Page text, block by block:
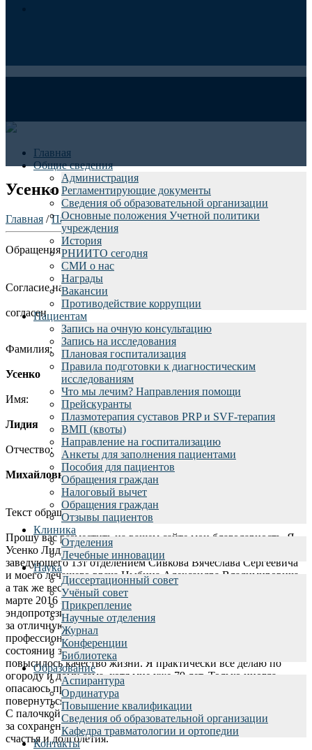
Главная
Общие сведения
Администрация
Регламентирующие документы
Сведения об образовательной организации
Основные положения Учетной политики
учреждения
История
РНИИТО сегодня
СМИ о нас
Награды
Вакансии
Противодействие коррупции
Пациентам
Запись на очную консультацию
Запись на исследования
Плановая госпитализация
Правила подготовки к диагностическим
исследованиям
Что мы лечим? Направления помощи
Прейскуранты
Плазмотерапия суставов PRP и SVF-терапия
ВМП (квоты)
Направление на госпитализацию
Анкеты для заполнения пациентами
Пособия для пациентов
Обращения граждан
Налоговый вычет
Обращения граждан
Отзывы пациентов
Клиника
Отделения
Лечебные инновации
Наука
Диссертационный совет
Учёный совет
Прикрепление
Научные отделения
Журнал
Конференции
Библиотека
Образование
Аспирантура
Ординатура
Повышение квалификации
Сведения об образовательной организации
Кафедра травматологии и ортопедии
Контакты
Усенко Л.М.
Главная /Пациентам/Отзывы пациентов/
Обращения граждан rniito.ru - Усенко Лидия
Согласие на обработку персональных данных:
согласен
Фамилия:
Усенко
Имя:
Лидия
Отчество:
Михайловна
Текст обращения:
Прошу вас разместить на вашем сайте мои благодарность. Я.
Усенко Лидия Михайловна, от всей души благодарю
заведующего 13т отделением Сивкова Вячеслава Сергеевича
и моего лечащего врача Цыбина Александра Владимировича,
а так же весь коллектив отделения, за проведенную для меня в
марте 2016 года повторную операцию по
эндопротезированию тазобедренного сустава. Благодарю вас
за отличную организацию работы отделения., за ваш высокий
профессионализм, за то, что не забыли меня и спросили о
состоянии здоровья. Эта операция очень помогла мне. У меня
повысилось качество жизни. Я практически все делаю по
огороду и дому сама, хотя мне уже 79 лет. Только иногда
опасаюсь принять неверную позу или не правильно
повернуться. По дому и огороду я передвигаюсь без полочки.
С палочкой только на дальние расстояния. Благодарю вас всех
за сохранение моего здоровья. Желаю вам отличного здоровья,
счастья и долголетия.